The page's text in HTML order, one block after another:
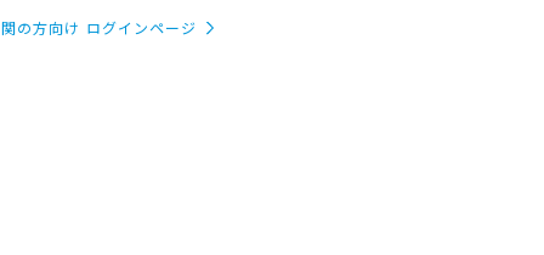
の方向け ログインページ